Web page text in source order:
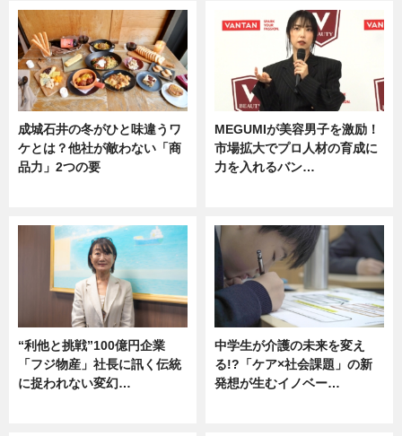
成城石井の冬がひと味違うワ
ケとは？他社が敵わない「商
品力」2つの要
MEGUMIが美容男子を激励！
市場拡大でプロ人材の育成に
力を入れるバン…
“利他と挑戦”100億円企業
「フジ物産」社長に訊く伝統
に捉われない変幻…
中学生が介護の未来を変え
る!?「ケア×社会課題」の新
発想が生むイノベー…